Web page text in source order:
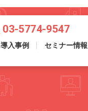
03-5774-9547
導入事例 セミナー情報